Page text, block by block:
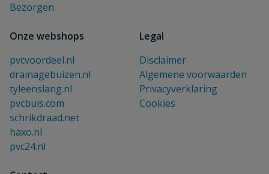
Bezorgen
Onze webshops
pvcvoordeel.nl
drainagebuizen.nl
tyleenslang.nl
pvcbuis.com
schrikdraad.net
haxo.nl
pvc24.nl
Legal
Disclaimer
Algemene voorwaarden
Privacyverklaring
Cookies